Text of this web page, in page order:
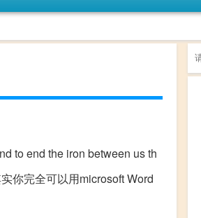
to end the iron between us th
你完全可以用microsoft Word